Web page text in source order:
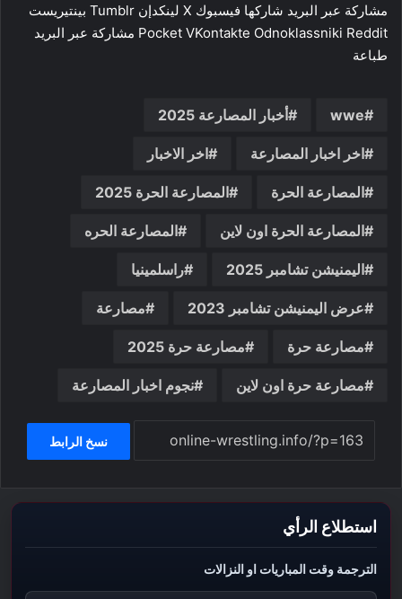
مشاركة عبر البريد شاركها فيسبوك ‫X لينكدإن ‏Tumblr بينتيريست
‏Reddit ‏VKontakte Odnoklassniki ‫Pocket مشاركة عبر البريد
طباعة
wwe أخبار المصارعة 2025
اخر اخبار المصارعة اخر الاخبار
المصارعة الحرة المصارعة الحرة 2025
المصارعة الحرة اون لاين المصارعة الحره
اليمنيشن تشامبر 2025 راسلمينيا
عرض اليمنيشن تشامبر 2023 مصارعة
مصارعة حرة مصارعة حرة 2025
مصارعة حرة اون لاين نجوم اخبار المصارعة
نسخ الرابط
استطلاع الرأي
الترجمة وقت المباريات او النزالات